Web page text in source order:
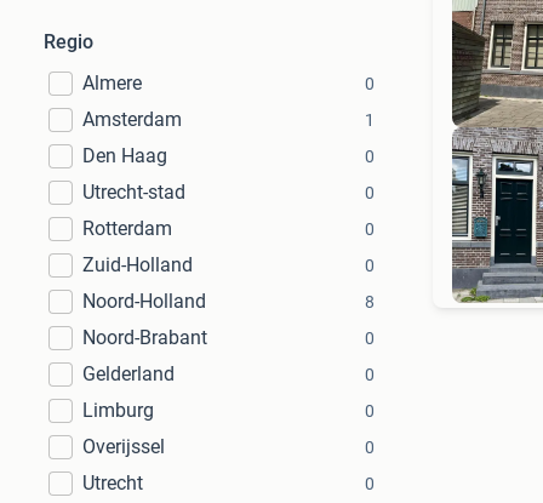
Regio
Almere
0
Amsterdam 1
Den Haag 0
Utrecht-stad 0
Rotterdam 0
Zuid-Holland 0
Noord-Holland 8
Noord-Brabant 0
Gelderland 0
Limburg 0
Overijssel 0
Utrecht 0